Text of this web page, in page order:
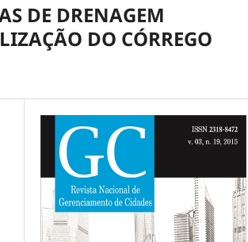
DE DRENAGEM
DO CÓRREGO